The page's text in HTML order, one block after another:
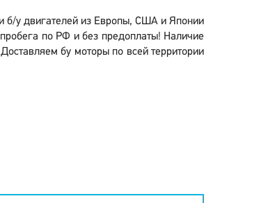
б/у двигателей из Европы, США и Японии
по РФ и без предоплаты! Наличие
бу моторы по всей территории